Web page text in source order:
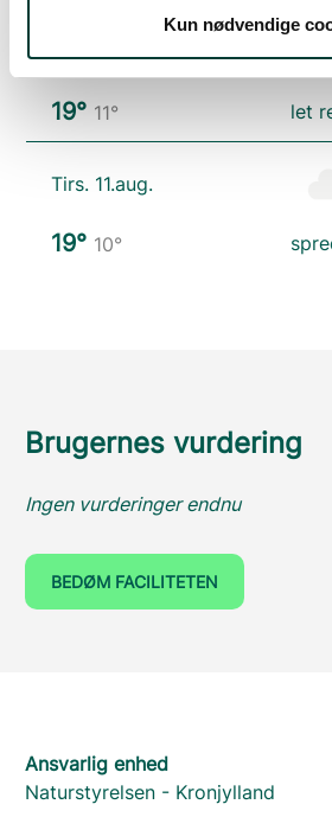
Kun nødvendige
Man. 10.aug.
19° 11° let
Tirs. 11.aug.
19° 10°
Brugernes vurdering
Ingen vurderinger endnu
BEDØM FACILITETEN
Ansvarlig enhed
Naturstyrelsen - Kronjylland